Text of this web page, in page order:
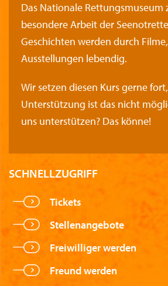
SCHNELLZUGRIFF
Tickets
Stellenangebote
Freiwilliger werden
Freund werden
Das Nationale Rettungsmuseum
besondere Arbeit der
Geschichten werden durch
Ausstellungen lebendig.
Wir setzen diesen Kurs gerne
Unterstützung ist das nicht
uns unterstützen? Das könne!